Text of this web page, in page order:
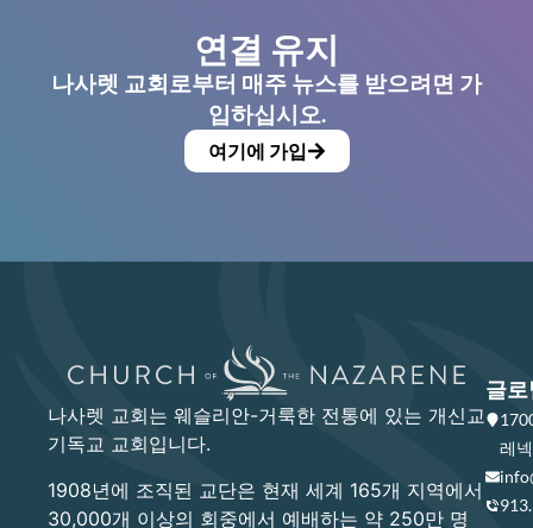
연결 유지
나사렛 교회로부터 매주 뉴스를 받으려면 가
입하십시오.
여기에 가입
나사렛 교회는 웨슬리안-거룩한 전통에 있는 개신교
기독교 교회입니다.
1908년에 조직된 교단은 현재 세계 165개 지역에서
30,000개 이상의 회중에서 예배하는 약 250만 명
글로
레